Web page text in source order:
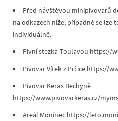
Před návštěvou minipivovarů
na odkazech níže, případně se
individuálně.
Pivní stezka Toulavou https://
Pivovar Vítek z Prčice https://
Pivovar Keras Bechyně
https://www.pivovarkeras.cz/
Areál Monínec https://